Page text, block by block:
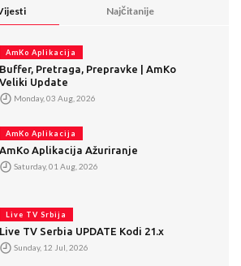
Najčitanije
AmKo Aplikacija
Buffer, Pretraga, Prepravke | AmKo
Veliki Update
Monday, 03 Aug, 2026
AmKo Aplikacija
AmKo Aplikacija Ažuriranje
Saturday, 01 Aug, 2026
Live TV Srbija
Live TV Serbia UPDATE Kodi 21.x
Sunday, 12 Jul, 2026